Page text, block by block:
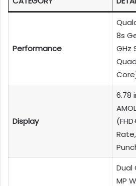
Performance
8s
GHz
Display
6.78
Dual
MP